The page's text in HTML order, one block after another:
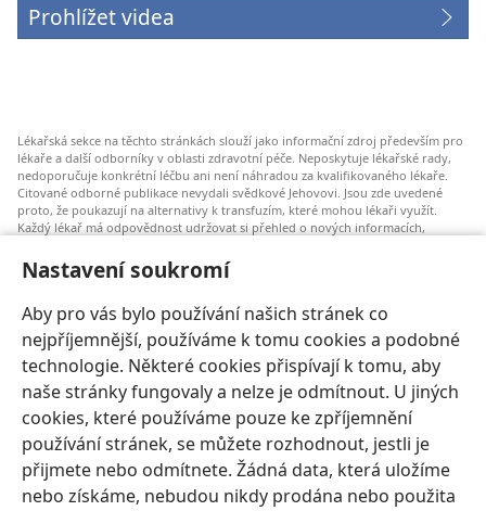
Nastavení soukromí
Aby pro vás bylo používání našich stránek co
nejpříjemnější, používáme k tomu cookies a podobné
technologie. Některé cookies přispívají k tomu, aby
naše stránky fungovaly a nelze je odmítnout. U jiných
cookies, které používáme pouze ke zpříjemnění
používání stránek, se můžete rozhodnout, jestli je
přijmete nebo odmítnete. Žádná data, která uložíme
nebo získáme, nebudou nikdy prodána nebo použita
Prohlížet videa
Lékařská sekce na těchto stránkách slouží jako informační zdroj především pro
lékaře a další odborníky v oblasti zdravotní péče. Neposkytuje lékařské rady,
nedoporučuje konkrétní léčbu ani není náhradou za kvalifikovaného lékaře.
Citované odborné publikace nevydali svědkové Jehovovi. Jsou zde uvedené
proto, že poukazují na alternativy k transfuzím, které mohou lékaři využít.
Každý lékař má odpovědnost udržovat si přehled o nových informacích,
správná rozhodnutí, která budou odpovídat jejich zdravotnímu stavu a budou
v souladu s jejich přáními, hodnotami a vyznáním. Uvedené postupy nemusí
Pro pacienty: Vždy se poraďte o svém zdravotním stavu a možnostech léčby se
svým lékařem nebo jiným odborníkem v oblasti lékařské péče. Pokud máte
zdravotní potíže, nechte se vyšetřit lékařem.
Používání těchto stránek se řídí Podmínkami použití.
Nastavení vzhledu